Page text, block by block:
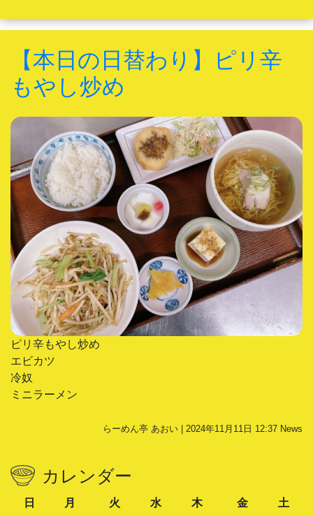
【本日の日替わり】ピリ辛
もやし炒め
ピリ辛もやし炒め
エビカツ
冷奴
ミニラーメン
らーめん亭 あおい | 2024年11月11日 12:37 News
カレンダー
日 月 火 水 木 金
土